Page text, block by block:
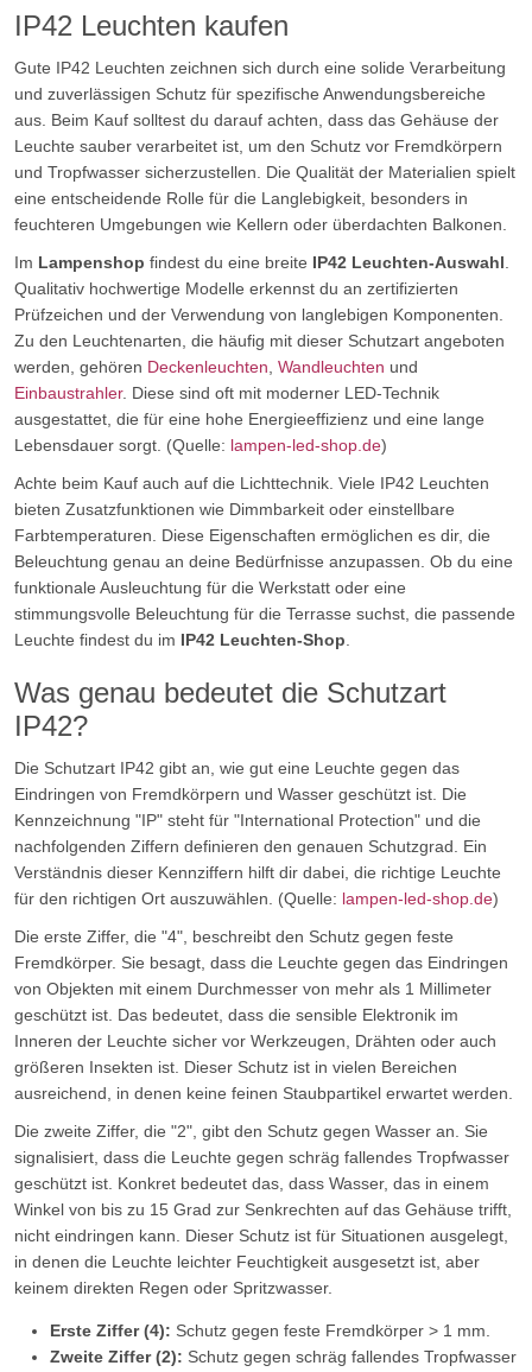
IP42 Leuchten kaufen
Gute IP42 Leuchten zeichnen sich durch eine solide Verarbeitung
und zuverlässigen Schutz für spezifische Anwendungsbereiche
aus. Beim Kauf solltest du darauf achten, dass das Gehäuse der
Leuchte sauber verarbeitet ist, um den Schutz vor Fremdkörpern
und Tropfwasser sicherzustellen. Die Qualität der Materialien spielt
eine entscheidende Rolle für die Langlebigkeit, besonders in
feuchteren Umgebungen wie Kellern oder überdachten Balkonen.
Im Lampenshop findest du eine breite IP42 Leuchten-Auswahl
Qualitativ hochwertige Modelle erkennst du an zertifizierten
Prüfzeichen und der Verwendung von langlebigen Komponenten.
Zu den Leuchtenarten, die häufig mit dieser Schutzart angeboten
werden, gehören Deckenleuchten Wandleuchten und
Einbaustrahler. Diese sind oft mit moderner LED-Technik
ausgestattet, die für eine hohe Energieeffizienz und eine lange
Lebensdauer sorgt. (Quelle: lampen-led-shop.de)
Achte beim Kauf auch auf die Lichttechnik. Viele IP42 Leuchten
bieten Zusatzfunktionen wie Dimmbarkeit oder einstellbare
Farbtemperaturen. Diese Eigenschaften ermöglichen es dir, die
Beleuchtung genau an deine Bedürfnisse anzupassen. Ob du eine
funktionale Ausleuchtung für die Werkstatt oder eine
stimmungsvolle Beleuchtung für die Terrasse suchst, die passende
Leuchte findest du im IP42 Leuchten-Shop
Was genau bedeutet die Schutzart
IP42?
Die Schutzart IP42 gibt an, wie gut eine Leuchte gegen das
Eindringen von Fremdkörpern und Wasser geschützt ist. Die
Kennzeichnung "IP" steht für "International Protection" und die
nachfolgenden Ziffern definieren den genauen Schutzgrad. Ein
Verständnis dieser Kennziffern hilft dir dabei, die richtige Leuchte
für den richtigen Ort auszuwählen. (Quelle: lampen-led-shop.de)
Die erste Ziffer, die "4", beschreibt den Schutz gegen feste
Fremdkörper. Sie besagt, dass die Leuchte gegen das Eindringen
von Objekten mit einem Durchmesser von mehr als 1 Millimeter
geschützt ist. Das bedeutet, dass die sensible Elektronik im
Inneren der Leuchte sicher vor Werkzeugen, Drähten oder auch
größeren Insekten ist. Dieser Schutz ist in vielen Bereichen
ausreichend, in denen keine feinen Staubpartikel erwartet werden.
Die zweite Ziffer, die "2", gibt den Schutz gegen Wasser an. Sie
signalisiert, dass die Leuchte gegen schräg fallendes Tropfwasser
geschützt ist. Konkret bedeutet das, dass Wasser, das in einem
Winkel von bis zu 15 Grad zur Senkrechten auf das Gehäuse trifft,
nicht eindringen kann. Dieser Schutz ist für Situationen ausgelegt,
in denen die Leuchte leichter Feuchtigkeit ausgesetzt ist, aber
keinem direkten Regen oder Spritzwasser.
Erste Ziffer (4): Schutz gegen feste Fremdkörper > 1 mm.
Zweite Ziffer (2): Schutz gegen schräg fallendes Tropfwasser